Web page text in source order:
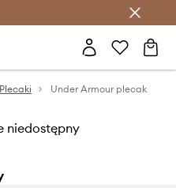
Club >
Plecaki Under Armour plecak
niedostępny